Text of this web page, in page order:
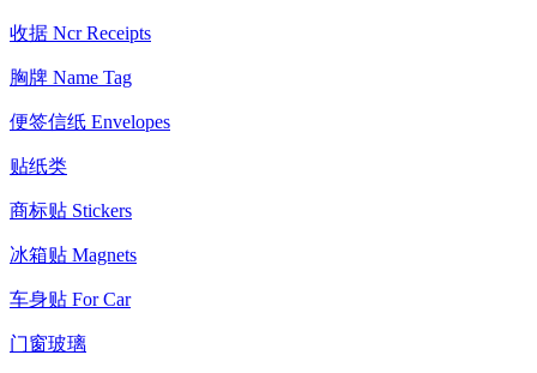
收据 Ncr Receipts
胸牌 Name Tag
便签信纸 Envelopes
贴纸类
商标贴 Stickers
冰箱贴 Magnets
车身贴 For Car
门窗玻璃